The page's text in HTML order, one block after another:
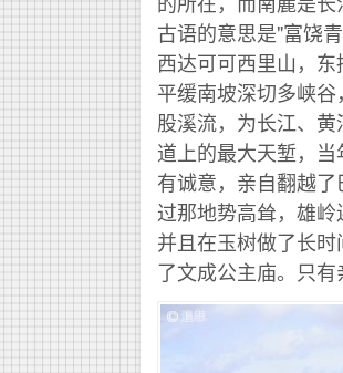
古语的意思是"富饶
西达可可西里山，
平缓南坡深切多峡
股溪流，为长江、
道上的最大天堑，
有诚意，亲自翻越
过那地势高耸，雄
并且在玉树做了长
了文成公主庙。只有